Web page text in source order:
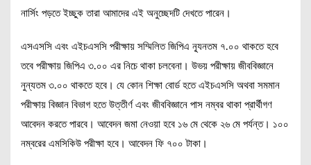
নার্সিং পড়তে ইচ্ছুক তারা আমাদের এই অনুচ্ছেদটি দেখতে পারেন।
এসএসসি এবং এইচএসসি পরীক্ষায় সম্মিলিত জিপিএ ন্যূনতম ৭.০০ থাকতে হবে
তবে পরীক্ষায় জিপিএ ৩.০০ এর নিচে থাকা চলবেনা। উভয় পরীক্ষায় জীববিজ্ঞানে
নুন্যতম ৩.০০ থাকতে হবে। যে কোন শিক্ষা বোর্ড হতে এইচএসসি অথবা সমমান
পরীক্ষায় বিজ্ঞান বিভাগ হতে উত্তীর্ণ এবং জীববিজ্ঞানে পাস নম্বর থাকা প্রার্থীগণ
আবেদন করতে পারবে। আবেদন জমা নেওয়া হবে ১৬ মে থেকে ২৬ মে পর্যন্ত। ১০০
নম্বরের এমসিকিউ পরীক্ষা হবে। আবেদন ফি ৭০০ টাকা।